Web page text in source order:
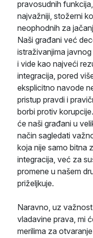
pravosudnih
najvažniji, stožerni
neophodnih za
Naši građani već
istraživanjima
i vide kao najveći
integracija, pored
eksplicitno navode
pristup pravdi i
borbi protiv
će naši građani u
način sagledati
koja nije samo bitna
integracija, već za
promene u našem
priželjkuje.
Naravno, uz
vladavine prava, mi
merilima za